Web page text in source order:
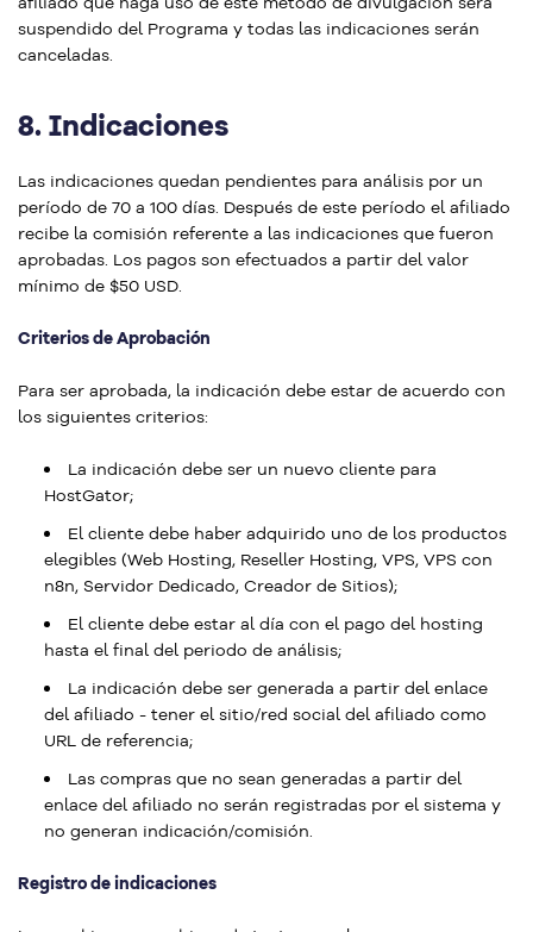
suspendido del Programa y todas las indicaciones serán
canceladas.
8. Indicaciones
Las indicaciones quedan pendientes para análisis por un
período de 70 a 100 días. Después de este período el afiliado
recibe la comisión referente a las indicaciones que fueron
aprobadas. Los pagos son efectuados a partir del valor
mínimo de $50 USD.
Criterios de Aprobación
Para ser aprobada, la indicación debe estar de acuerdo con
los siguientes criterios:
La indicación debe ser un nuevo cliente para
HostGator;
El cliente debe haber adquirido uno de los productos
elegibles (Web Hosting, Reseller Hosting, VPS, VPS con
n8n, Servidor Dedicado, Creador de Sitios);
El cliente debe estar al día con el pago del hosting
hasta el final del periodo de análisis;
La indicación debe ser generada a partir del enlace
del afiliado - tener el sitio/red social del afiliado como
URL de referencia;
Las compras que no sean generadas a partir del
enlace del afiliado no serán registradas por el sistema y
no generan indicación/comisión.
Registro de indicaciones